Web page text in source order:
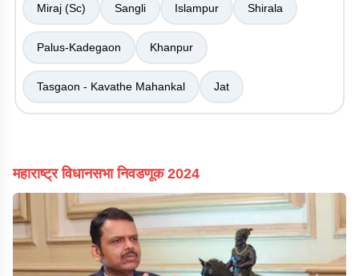
Miraj (Sc) Sangli Islampur Shirala
Palus-Kadegaon Khanpur
Tasgaon - Kavathe Mahankal Jat
महाराष्ट्र विधानसभा निवडणूक 2024